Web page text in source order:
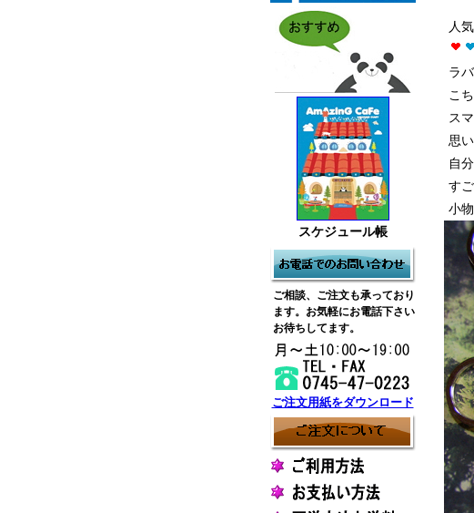
スケジュール帳
ご相談、ご注文も承っており
ます。お気軽にお電話下さい
お待ちしてます。
ご注文用紙をダウンロード
人
ラ
こ
ス
思
自
す
小